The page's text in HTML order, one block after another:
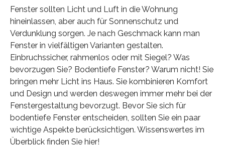
Fenster sollten Licht und Luft in die Wohnung
hineinlassen, aber auch für Sonnenschutz und
Verdunklung sorgen. Je nach Geschmack kann man
Fenster in vielfältigen Varianten gestalten.
Einbruchssicher, rahmenlos oder mit Siegel? Was
bevorzugen Sie? Bodentiefe Fenster? Warum nicht! Sie
bringen mehr Licht ins Haus. Sie kombinieren Komfort
und Design und werden deswegen immer mehr bei der
Fenstergestaltung bevorzugt. Bevor Sie sich für
bodentiefe Fenster entscheiden, sollten Sie ein paar
wichtige Aspekte berücksichtigen. Wissenswertes im
Überblick finden Sie hier!